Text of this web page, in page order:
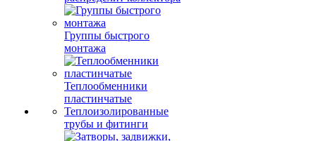
Группы быстрого
монтажа
Теплообменники
пластинчатые
Теплоизолированные
трубы и фитинги